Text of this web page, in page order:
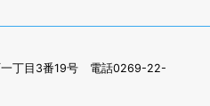
丁目3番19号 電話0269-22-